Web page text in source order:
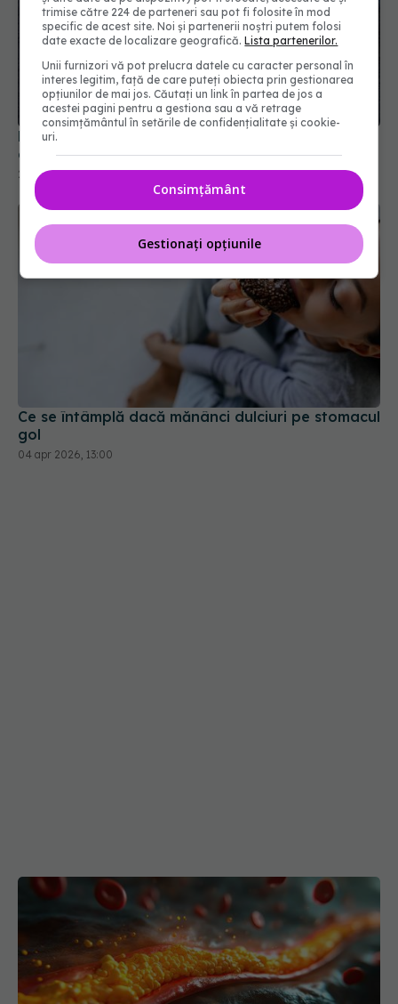
Dieta care ar putea proteja creierul mai bine
decât cea mediteraneană
27 iun 2026, 16:04
Ce se întâmplă dacă mănânci dulciuri pe stomacul
trimise către 224 de parteneri sau pot fi folosite în mod
specific de acest site. Noi și partenerii noștri putem folosi
date exacte de localizare geografică.Lista partenerilor.
Unii furnizori vă pot prelucra datele cu caracter personal în
interes legitim, față de care puteți obiecta prin gestionarea
opțiunilor de mai jos. Căutați un link în partea de jos a
acestei pagini pentru a gestiona sau a vă retrage
consimțământul în setările de confidențialitate și cookie-
uri.
Consimțământ
Gestionați opțiunile